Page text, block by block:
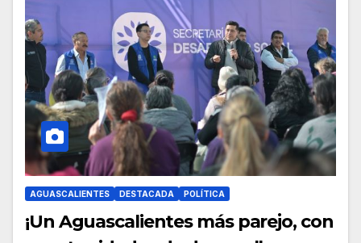
AGUASCALIENTES DESTACADA POLÍTICA
¡Un Aguascalientes más parejo, con